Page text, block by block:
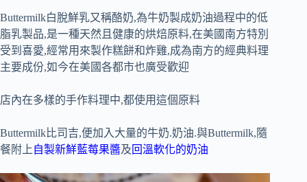
Buttermilk白脫鮮乳又稱酪奶,為牛奶製成奶油過程中的低
脂乳製品,是一種天然且健康的烘焙原料,在美國南方特別
受到喜愛,經常用來製作糕餅和炸雞,成為南方的經典料理
主要成份,如今在美國各都市也廣受歡迎
店內在多樣的手作料理中,都使用這個原料
Buttermilk比司吉,便加入大量的牛奶.奶油.與Buttermilk,隨
餐附上 自製新鮮藍莓果醬及回溫軟化的奶油